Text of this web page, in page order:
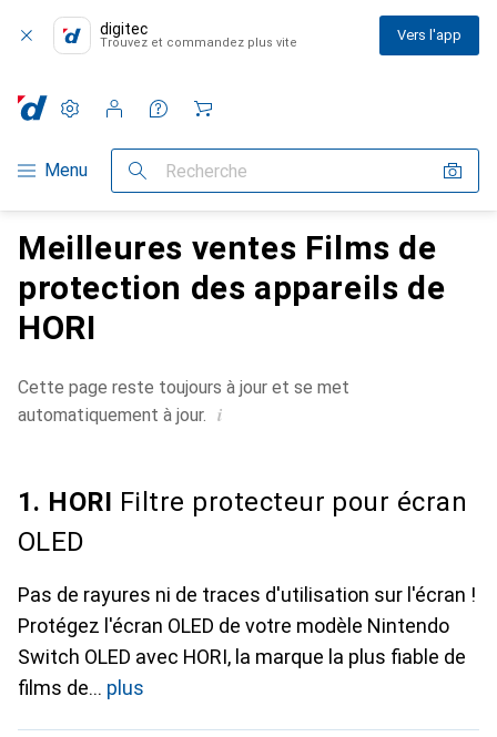
digitec
Trouvez et commandez plus vite Vers l'app
Navigation par catégorie
Menu Recherche
Paramètres
Compte client
Listes de comparaison
Listes d'envies
Panier
Meilleures ventes Films de
protection des appareils de
HORI
Cette page reste toujours à jour et se met
automatiquement à jour. i
1. HORI Filtre protecteur pour écran
OLED
Pas de rayures ni de traces d'utilisation sur l'écran !
Protégez l'écran OLED de votre modèle Nintendo
Switch OLED avec HORI, la marque la plus fiable de
films de
plus